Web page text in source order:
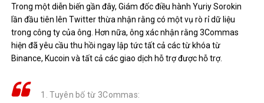
Trong một diễn biến gần đây, Giám đốc điều hành Yuriy Sorokin
lần đầu tiên lên Twitter thừa nhận rằng có một vụ rò rỉ dữ liệu
trong công ty của ông. Hơn nữa, ông xác nhận rằng 3Commas
hiện đã yêu cầu thu hồi ngay lập tức tất cả các từ khóa từ
Binance, Kucoin và tất cả các giao dịch hỗ trợ được hỗ trợ.
1. Tuyên bố từ 3Commas: